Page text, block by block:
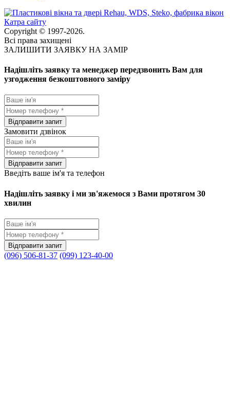
Катра сайту
Copyright © 1997-2026.
Всі права захищені
ЗАЛИШИТИ ЗАЯВКУ НА ЗАМІР
Надішліть заявку та менеджер передзвонить Вам для
узгодження безкоштовного заміру
Замовити дзвінок
Введіть ваше ім'я та телефон
Надішліть заявку і ми зв'яжемося з Вами протягом 30
хвилин
(096) 506-81-37 (099) 123-40-00